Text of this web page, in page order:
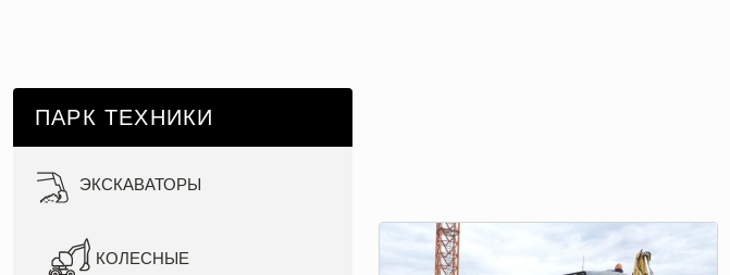
ПАРК ТЕХНИКИ
ЭКСКАВАТОРЫ
КОЛЕСНЫЕ